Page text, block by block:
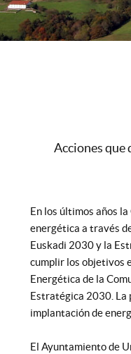
Acciones que
En los últimos años
energética a través
Euskadi 2030 y la
cumplir los objetivos
Energética de la
Estratégica 2030. La
implantación de
El Ayuntamiento de